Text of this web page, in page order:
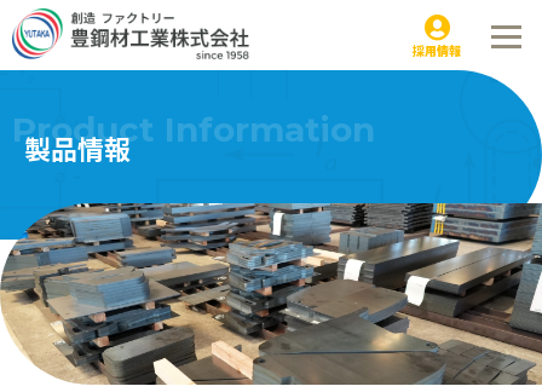
採用情報
シャー製品｜製品情報
Product Information
製品情報